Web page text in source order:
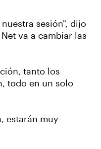
sesión", dijo
va a cambiar las
tanto los
todo en un solo
estarán muy